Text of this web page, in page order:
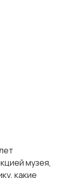
музея,
какие